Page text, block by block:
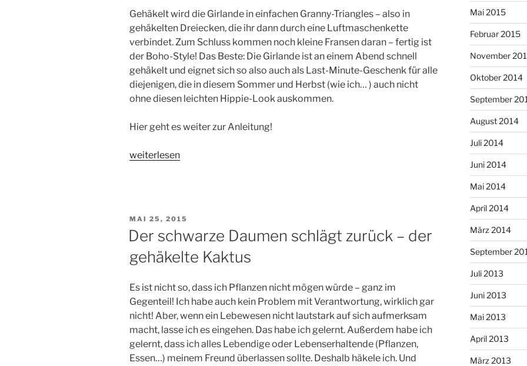
Gehäkelt wird die Girlande in einfachen Granny-Triangles – also in
gehäkelten Dreiecken, die ihr dann durch eine Luftmaschenkette
verbindet. Zum Schluss kommen noch kleine Fransen daran – fertig ist
der Boho-Style! Das Beste: Die Girlande ist an einem Abend schnell
gehäkelt und eignet sich so also auch als Last-Minute-Geschenk für alle
diejenigen, die in diesem Sommer und Herbst (wie ich… ) auch nicht
ohne diesen leichten Hippie-Look auskommen.
Hier geht es weiter zur Anleitung!
„Häkelanleitung
weiterlesen
VERÖFFENTLICHT
AM
MAI 25, 2015
Der schwarze Daumen schlägt zurück – der
gehäkelte Kaktus
Es ist nicht so, dass ich Pflanzen nicht mögen würde – ganz im
Gegenteil! Ich habe auch kein Problem mit Verantwortung, wirklich gar
nicht! Aber, wenn ein Lebewesen nicht lautstark auf sich aufmerksam
macht, lasse ich es eingehen. Das habe ich gelernt. Außerdem habe ich
gelernt, dass ich alles Lebendige oder Lebenserhaltende (Pflanzen,
Essen…) meinem Freund überlassen sollte. Deshalb häkele ich. Und
Mai 2015
Februar 2015
November
Oktober 2014
September
August 2014
Juli 2014
Juni 2014
Mai 2014
April 2014
März 2014
September
Juli 2013
Juni 2013
Mai 2013
April 2013
März 2013